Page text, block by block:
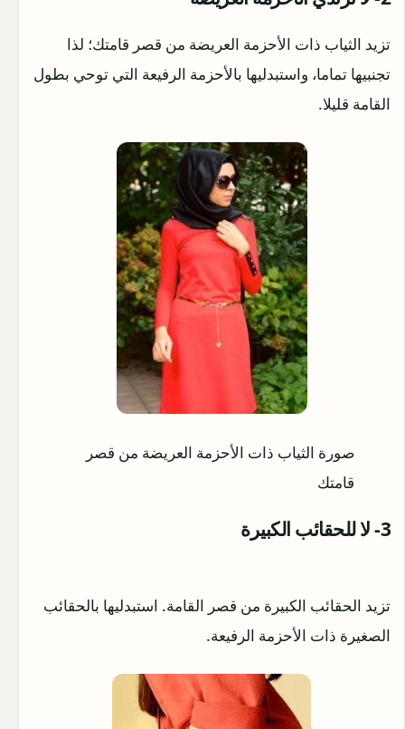
تزيد الثياب ذات الأحزمة العريضة من قصر قامتك؛ لذا
تجنبيها تماما، واستبدليها بالأحزمة الرفيعة التي توحي بطول
القامة قليلا.
صورة الثياب ذات الأحزمة العريضة من قصر
قامتك
3- لا للحقائب الكبيرة
تزيد الحقائب الكبيرة من قصر القامة. استبدليها بالحقائب
الصغيرة ذات الأحزمة الرفيعة.